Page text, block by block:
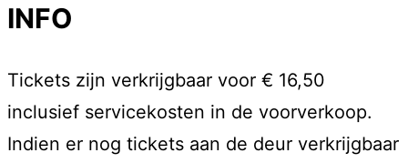
INFO
Tickets zijn verkrijgbaar voor € 16,50
inclusief servicekosten in de voorverkoop.
Indien er nog tickets aan de deur verkrijgbaar